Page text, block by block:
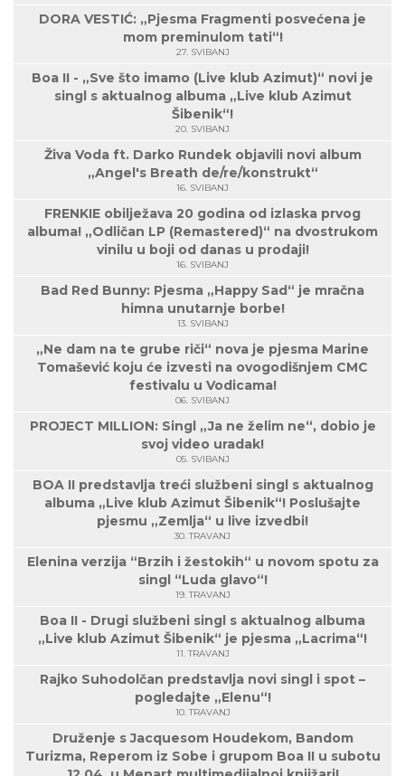
DORA VESTIĆ: „Pjesma Fragmenti posvećena je
mom preminulom tati“!
27. SVIBANJ
Boa II - „Sve što imamo (Live klub Azimut)“ novi je
singl s aktualnog albuma „Live klub Azimut
Šibenik“!
20. SVIBANJ
Živa Voda ft. Darko Rundek objavili novi album
„Angel's Breath de/re/konstrukt“
16. SVIBANJ
FRENKIE obilježava 20 godina od izlaska prvog
albuma! „Odličan LP (Remastered)“ na dvostrukom
vinilu u boji od danas u prodaji!
16. SVIBANJ
Bad Red Bunny: Pjesma „Happy Sad“ je mračna
himna unutarnje borbe!
13. SVIBANJ
„Ne dam na te grube riči“ nova je pjesma Marine
Tomašević koju će izvesti na ovogodišnjem CMC
festivalu u Vodicama!
06. SVIBANJ
PROJECT MILLION: Singl „Ja ne želim ne“, dobio je
svoj video uradak!
05. SVIBANJ
BOA II predstavlja treći službeni singl s aktualnog
albuma „Live klub Azimut Šibenik“! Poslušajte
pjesmu „Zemlja“ u live izvedbi!
30. TRAVANJ
Elenina verzija “Brzih i žestokih“ u novom spotu za
singl “Luda glavo“!
19. TRAVANJ
Boa II - Drugi službeni singl s aktualnog albuma
„Live klub Azimut Šibenik“ je pjesma „Lacrima“!
11. TRAVANJ
Rajko Suhodolčan predstavlja novi singl i spot –
pogledajte „Elenu“!
10. TRAVANJ
Druženje s Jacquesom Houdekom, Bandom
Turizma, Reperom iz Sobe i grupom Boa II u subotu